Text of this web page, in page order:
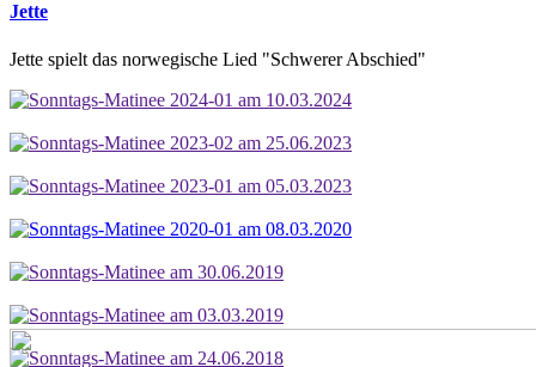
Jette
Jette spielt das norwegische Lied "Schwerer Abschied"